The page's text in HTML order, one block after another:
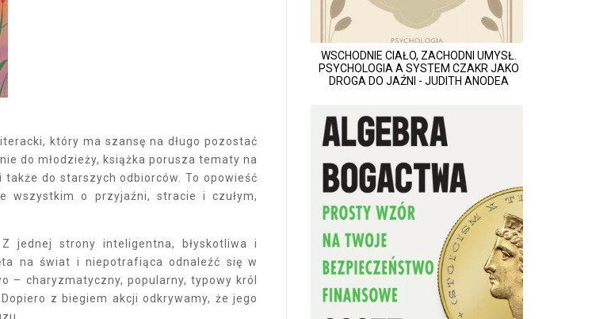
który ma szansę na długo pozostać
do młodzieży, książka porusza tematy na
do starszych odbiorców. To opowieść
wszystkim o przyjaźni, stracie i czułym,
jednej strony inteligentna, błyskotliwa i
na świat i niepotrafiąca odnaleźć się w
– charyzmatyczny, popularny, typowy król
z biegiem akcji odkrywamy, że jego
WSCHODNIE CIAŁO, ZACHODNI UMYSŁ.
PSYCHOLOGIA A SYSTEM CZAKR JAKO
DROGA DO JAŹNI - JUDITH ANODEA